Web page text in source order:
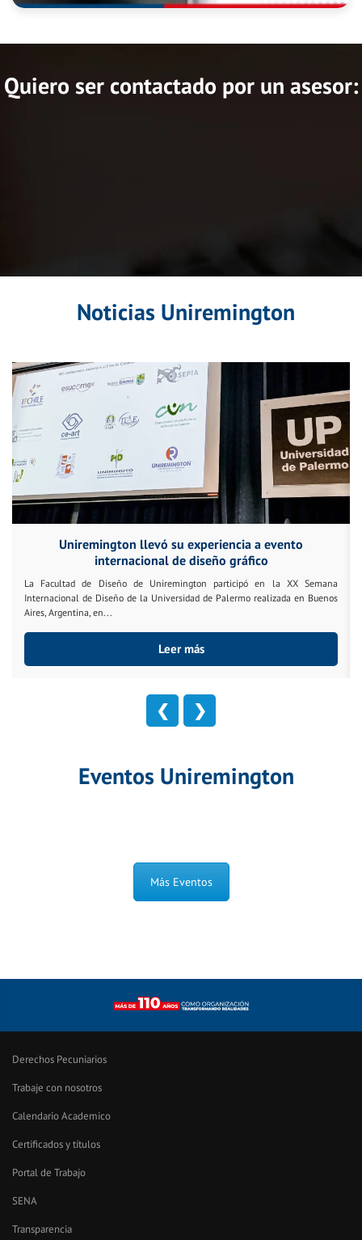
Quiero ser contactado por un asesor:
Noticias Uniremington
Uniremington llevó su experiencia a evento
internacional de diseño gráfico
La Facultad de Diseño de Uniremington participó en la XX Semana
Internacional de Diseño de la Universidad de Palermo realizada en Buenos
Aires, Argentina, en...
Leer más
❮ ❯
Eventos Uniremington
Más Eventos
Derechos Pecuniarios
Trabaje con nosotros
Calendario Academico
Certificados y títulos
Portal de Trabajo
SENA
Transparencia